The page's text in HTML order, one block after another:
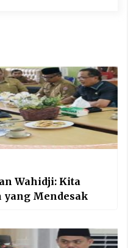
Wahidji: Kita
Mendesak